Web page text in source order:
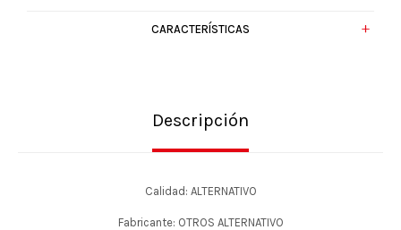
CARACTERÍSTICAS
Descripción
Calidad: ALTERNATIVO
Fabricante: OTROS ALTERNATIVO